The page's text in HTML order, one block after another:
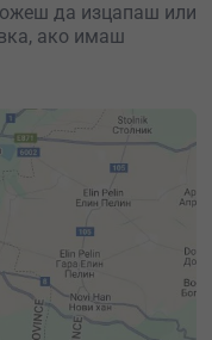
да изцапаш или
ако имаш